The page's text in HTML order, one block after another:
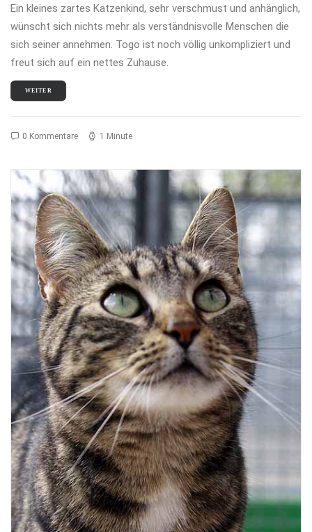
Ein kleines zartes Katzenkind, sehr verschmust und anhänglich,
wünscht sich nichts mehr als verständnisvolle Menschen die
sich seiner annehmen. Togo ist noch völlig unkompliziert und
freut sich auf ein nettes Zuhause.
WEITER
0 Kommentare 1 Minute